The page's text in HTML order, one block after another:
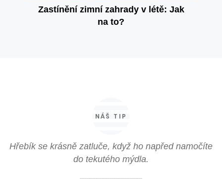
Zastínění zimní zahrady v létě: Jak
na to?
NÁŠ TIP
Hřebík se krásně zatluče, když ho napřed namočíte
do tekutého mýdla.